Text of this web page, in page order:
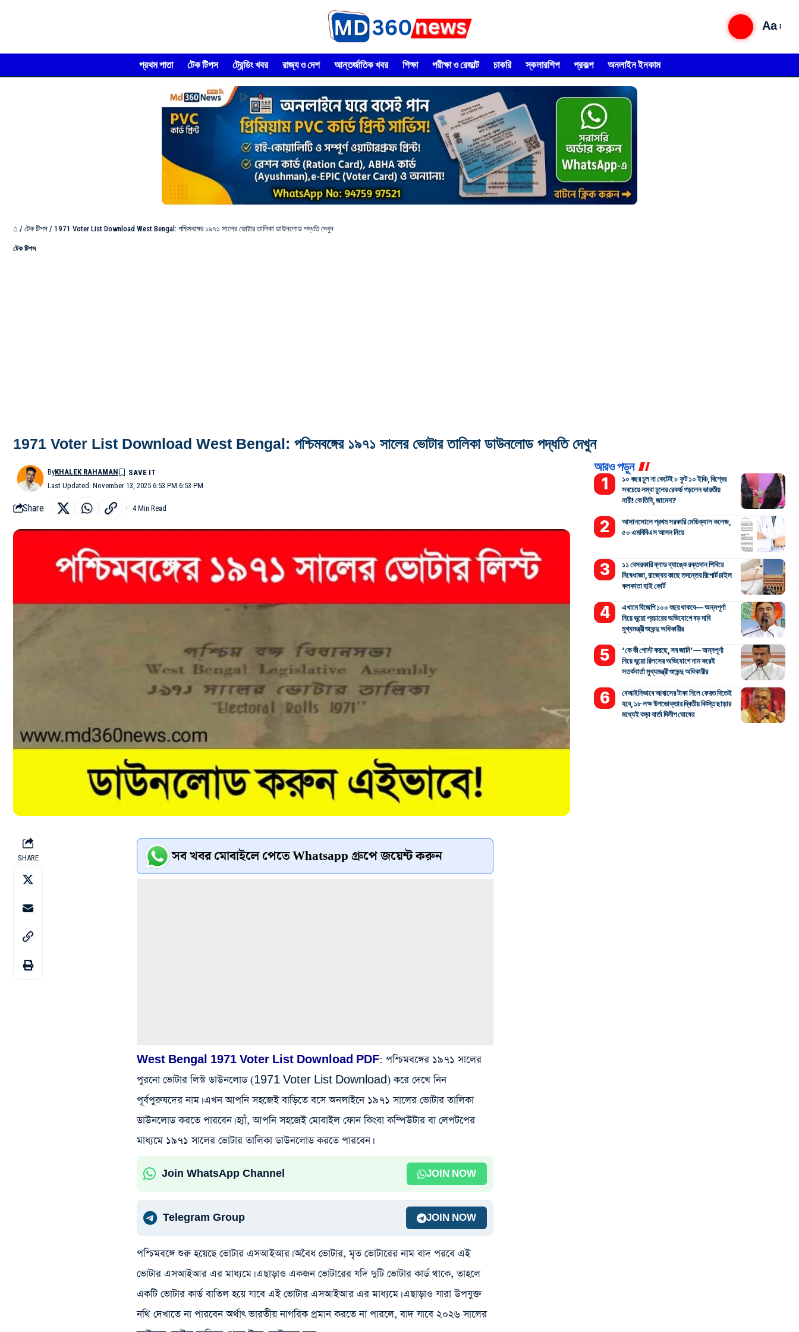
Aa
প্রথম পাতা টেক টিপস ট্রেন্ডিং খবর রাজ্য ও দেশ আন্তর্জাতিক খবর শিক্ষা পরীক্ষা ও রেজাল্ট চাকরি স্কলারশিপ প্রকল্প অনলাইন ইনকাম
⌂ / টেক টিপস / 1971 Voter List Download West Bengal: পশ্চিমবঙ্গের ১৯৭১ সালের ভোটার তালিকা ডাউনলোড পদ্ধতি দেখুন
টেক টিপস
1971 Voter List Download West Bengal: পশ্চিমবঙ্গের ১৯৭১ সালের ভোটার তালিকা ডাউনলোড পদ্ধতি দেখুন
Last Updated: November 13, 2025 6:53 PM 6:53 PM
ByKHALEK RAHAMAN
Share 4 Min Read
SHARE সব খবর মোবাইলে পেতে Whatsapp গ্রুপে জয়েন্ট করুন
West Bengal 1971 Voter List Download PDF: পশ্চিমবঙ্গের ১৯৭১ সালের
পুরনো ভোটার লিস্ট ডাউনলোড (1971 Voter List Download) করে দেখে নিন
পূর্বপুরুষদের নাম। এখন আপনি সহজেই বাড়িতে বসে অনলাইনে ১৯৭১ সালের ভোটার তালিকা
ডাউনলোড করতে পারবেন। হ্যাঁ, আপনি সহজেই মোবাইল ফোন কিংবা কম্পিউটার বা লেপটপের
মাধ্যমে ১৯৭১ সালের ভোটার তালিকা ডাউনলোড করতে পারবেন।
Join WhatsApp Channel JOIN NOW
Telegram Group JOIN NOW
পশ্চিমবঙ্গে শুরু হয়েছে ভোটার এসআইআর। অবৈধ ভোটার, মৃত ভোটারের নাম বাদ পরবে এই
ভোটার এসআইআর এর মাধ্যমে। এছাড়াও একজন ভোটারের যদি দুটি ভোটার কার্ড থাকে, তাহলে
একটি ভোটার কার্ড বাতিল হয়ে যাবে এই ভোটার এসআইআর এর মাধ্যমে। এছাড়াও যারা উপযুক্ত
নথি দেখাতে না পারবেন অর্থাৎ ভারতীয় নাগরিক প্রমান করতে না পারলে, বাদ যাবে ২০২৬ সালের
আরও পড়ুন
১০ বছর চুল না কেটেই ৮ ফুট ১০ ইঞ্চি, বিশ্বের
সবচেয়ে লম্বা চুলের রেকর্ড গড়লেন ভারতীয়
নারী! কে তিনি, জানেন?
আসানসোলে প্রথম সরকারি মেডিক্যাল কলেজ,
৫০ এমবিবিএস আসন নিয়ে
১১ বেসরকারি ব্লাড ব্যাঙ্কে রক্তদান শিবিরে
নিষেধাজ্ঞা, রাজ্যের কাছে তদন্তের রিপোর্ট চাইল
কলকাতা হাই কোর্ট
এখানে বিজেপি ১০০ বছর থাকবে— অন্নপূর্ণা
নিয়ে ভুয়ো প্রচারের অভিযোগে বড় দাবি
মুখ্যমন্ত্রী শুভেন্দু অধিকারীর
‘কে কী পোস্ট করছে, সব জানি’— অন্নপূর্ণা
নিয়ে ভুয়ো রিলসের অভিযোগে নাম করেই
সতর্কবার্তা মুখ্যমন্ত্রী শুভেন্দু অধিকারীর
বেআইনিভাবে আবাসের টাকা নিলে ফেরত দিতেই
হবে, ১৮ লক্ষ উপভোক্তার দ্বিতীয় কিস্তি ছাড়ার
মধ্যেই কড়া বার্তা দিলীপ ঘোষের